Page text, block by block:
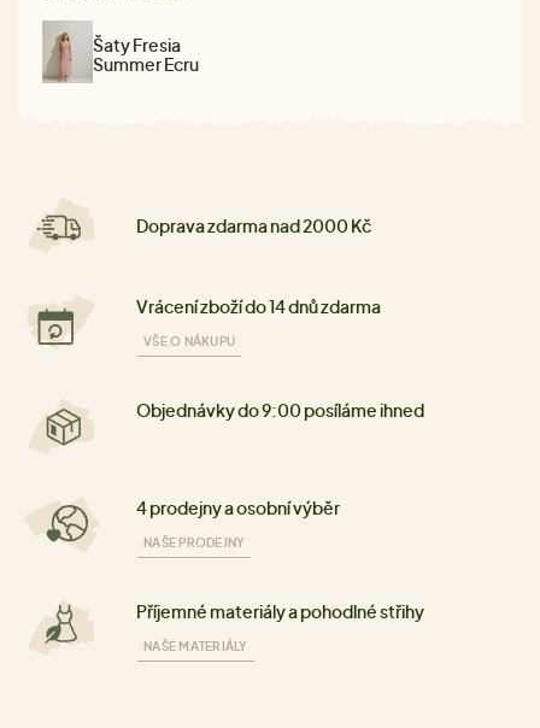
Šaty Fresia
Summer Ecru
Doprava zdarma nad 2000 Kč
Vrácení zboží do 14 dnů zdarma
VŠE O NÁKUPU
Objednávky do 9:00 posíláme ihned
4 prodejny a osobní výběr
NAŠE PRODEJNY
Příjemné materiály a pohodlné střihy
NAŠE MATERIÁLY